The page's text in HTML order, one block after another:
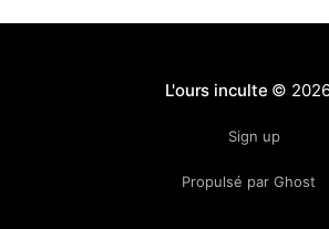
L'ours inculte ©
Sign up
Propulsé par Ghost